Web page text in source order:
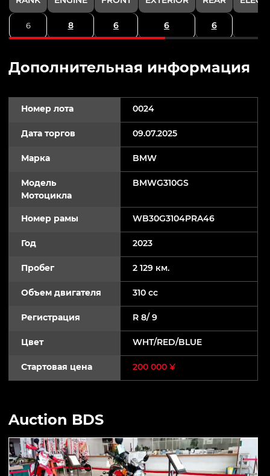
6 8 6 6 6
Дополнительная информация
Номер лота 0024
Дата торгов 09.07.2025
Марка BMW
Модель
Мотоцикла
BMWG310GS
Номер рамы WB30G3104PRA46
Год 2023
Пробег 2 129 км.
Объем двигателя 310 cc
Регистрация R 8/ 9
Цвет WHT/RED/BLUE
Стартовая цена 200 000 ¥
Auction BDS